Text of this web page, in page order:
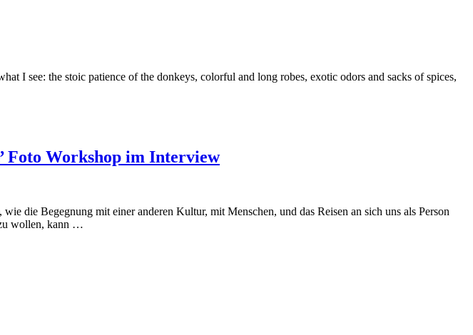
I see: the stoic patience of the donkeys, colorful and long robes, exotic odors and sacks of spices,
Foto Workshop im Interview
die Begegnung mit einer anderen Kultur, mit Menschen, und das Reisen an sich uns als Person
wollen, kann …